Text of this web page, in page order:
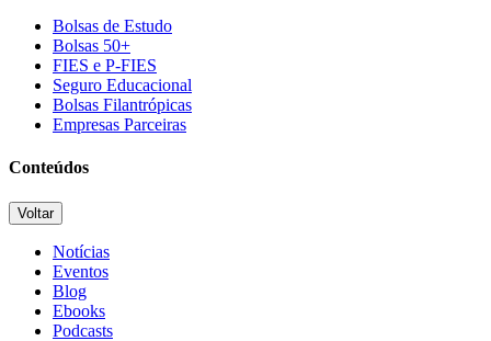
Bolsas de Estudo
Bolsas 50+
FIES e P-FIES
Seguro Educacional
Bolsas Filantrópicas
Empresas Parceiras
Conteúdos
Voltar
Notícias
Eventos
Blog
Ebooks
Podcasts